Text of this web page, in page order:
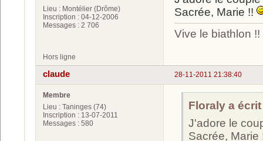
Lieu : Montélier (Drôme)
Inscription : 04-12-2006
Messages : 2 706
Sacrée, Marie !!
Vive le biathlon !!
Hors ligne
28-11-2011 21:38:40
claude
Membre
Lieu : Taninges (74)
Inscription : 13-07-2011
Messages : 580
Floraly a
J'adore le
Sacrée,